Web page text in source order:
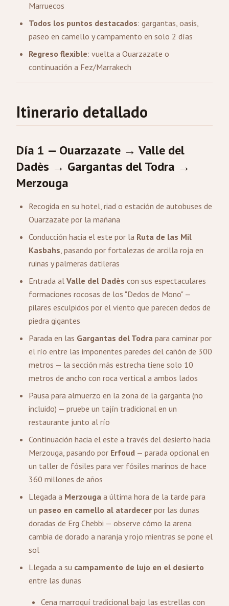
Marruecos
Todos los puntos destacados: gargantas, oasis,
paseo en camello y campamento en solo 2 días
Regreso flexible: vuelta a Ouarzazate o
continuación a Fez/Marrakech
Itinerario detallado
Día 1 — Ouarzazate → Valle del
Dadès → Gargantas del Todra →
Merzouga
Recogida en su hotel, riad o estación de autobuses de
Ouarzazate por la mañana
Conducción hacia el este por la Ruta de las Mil
Kasbahs, pasando por fortalezas de arcilla roja en
ruinas y palmeras datileras
Entrada al Valle del Dadès con sus espectaculares
formaciones rocosas de los "Dedos de Mono" —
pilares esculpidos por el viento que parecen dedos de
piedra gigantes
Parada en las Gargantas del Todra para caminar por
el río entre las imponentes paredes del cañón de 300
metros — la sección más estrecha tiene solo 10
metros de ancho con roca vertical a ambos lados
Pausa para almuerzo en la zona de la garganta (no
incluido) — pruebe un tajín tradicional en un
restaurante junto al río
Continuación hacia el este a través del desierto hacia
Merzouga, pasando por Erfoud — parada opcional en
un taller de fósiles para ver fósiles marinos de hace
360 millones de años
Llegada a Merzouga a última hora de la tarde para
un paseo en camello al atardecer por las dunas
doradas de Erg Chebbi — observe cómo la arena
cambia de dorado a naranja y rojo mientras se pone el
sol
Llegada a su campamento de lujo en el desierto
entre las dunas
Cena marroquí tradicional bajo las estrellas con